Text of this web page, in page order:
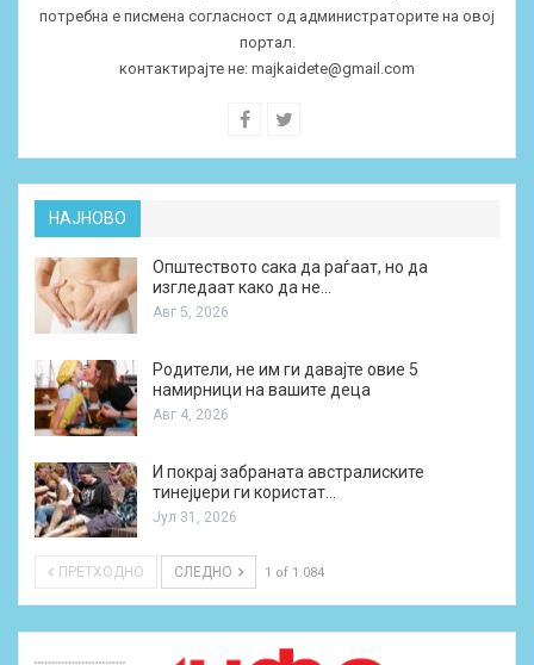
потребна е писмена согласност од администраторите на овој
портал.
контактирајте не: majkaidete@gmail.com
НАЈНОВО
Општеството сака да раѓаат, но да
изгледаат како да не…
Авг 5, 2026
Родители, не им ги давајте овие 5
намирници на вашите деца
Авг 4, 2026
И покрај забраната австралиските
тинејџери ги користат…
Јул 31, 2026
ПРЕТХОДНО СЛЕДНО 1 of 1.084